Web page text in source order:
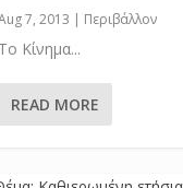
7, 2013 | Περιβάλλον
Το Κίνημα...
READ MORE